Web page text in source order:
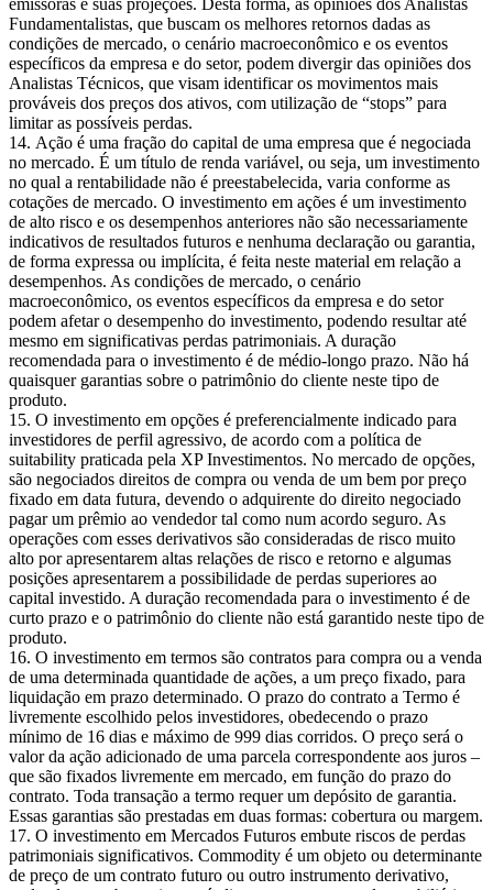
Fundamentalistas, que buscam os melhores retornos dadas as
condições de mercado, o cenário macroeconômico e os eventos
específicos da empresa e do setor, podem divergir das opiniões dos
Analistas Técnicos, que visam identificar os movimentos mais
prováveis dos preços dos ativos, com utilização de “stops” para
limitar as possíveis perdas.
Ação é uma fração do capital de uma empresa que é negociada
no mercado. É um título de renda variável, ou seja, um investimento
no qual a rentabilidade não é preestabelecida, varia conforme as
cotações de mercado. O investimento em ações é um investimento
de alto risco e os desempenhos anteriores não são necessariamente
indicativos de resultados futuros e nenhuma declaração ou garantia,
de forma expressa ou implícita, é feita neste material em relação a
desempenhos. As condições de mercado, o cenário
macroeconômico, os eventos específicos da empresa e do setor
podem afetar o desempenho do investimento, podendo resultar até
mesmo em significativas perdas patrimoniais. A duração
recomendada para o investimento é de médio-longo prazo. Não há
quaisquer garantias sobre o patrimônio do cliente neste tipo de
produto.
O investimento em opções é preferencialmente indicado para
investidores de perfil agressivo, de acordo com a política de
suitability praticada pela XP Investimentos. No mercado de opções,
são negociados direitos de compra ou venda de um bem por preço
fixado em data futura, devendo o adquirente do direito negociado
pagar um prêmio ao vendedor tal como num acordo seguro. As
operações com esses derivativos são consideradas de risco muito
alto por apresentarem altas relações de risco e retorno e algumas
posições apresentarem a possibilidade de perdas superiores ao
capital investido. A duração recomendada para o investimento é de
curto prazo e o patrimônio do cliente não está garantido neste tipo de
produto.
O investimento em termos são contratos para compra ou a venda
de uma determinada quantidade de ações, a um preço fixado, para
liquidação em prazo determinado. O prazo do contrato a Termo é
livremente escolhido pelos investidores, obedecendo o prazo
mínimo de 16 dias e máximo de 999 dias corridos. O preço será o
valor da ação adicionado de uma parcela correspondente aos juros –
que são fixados livremente em mercado, em função do prazo do
contrato. Toda transação a termo requer um depósito de garantia.
Essas garantias são prestadas em duas formas: cobertura ou margem.
O investimento em Mercados Futuros embute riscos de perdas
patrimoniais significativos. Commodity é um objeto ou determinante
de preço de um contrato futuro ou outro instrumento derivativo,